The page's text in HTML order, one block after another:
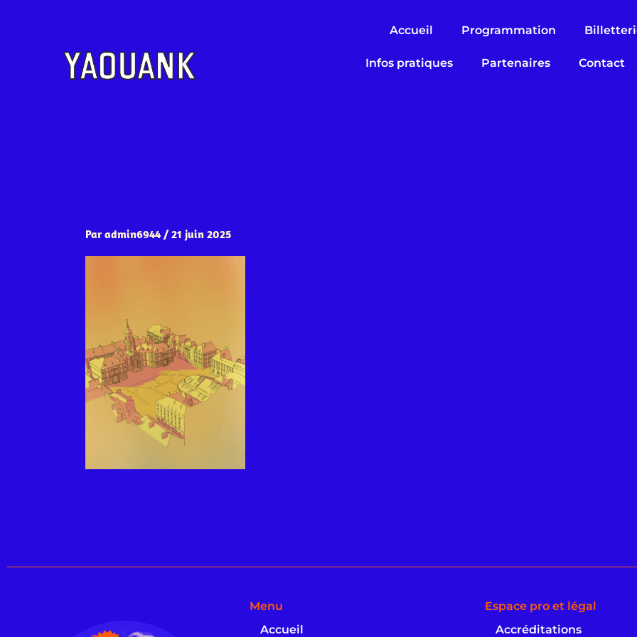
Accueil Programmation
Infos pratiques Partenaires Contact
Paradmin6944 /21 juin 2025
Menu
Accueil
Espace pro et légal
Accréditations